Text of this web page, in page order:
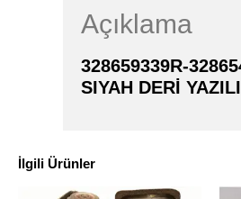
Açıklama
328659339R-
SIYAH DERİ
İlgili Ürünler